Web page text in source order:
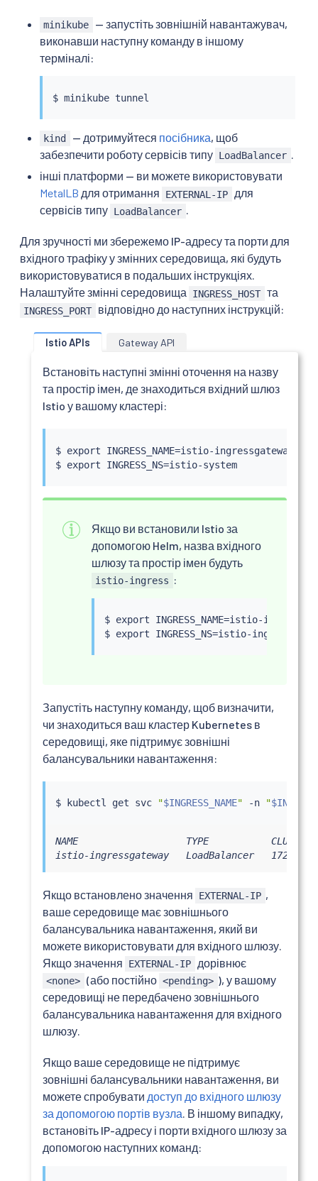
minikube
— запустіть зовнішній навантажувач,
виконавши наступну команду в іншому
терміналі:
kind — дотримуйтеся посібника, щоб
забезпечити роботу сервісів типу LoadBalancer .
інші платформи — ви можете використовувати
MetalLB для отримання EXTERNAL-IP
для
сервісів типу LoadBalancer .
Для зручності ми збережемо IP-адресу та порти для
вхідного трафіку у змінних середовища, які будуть
використовуватися в подальших інструкціях.
Налаштуйте змінні середовища
INGRESS_HOST та
INGRESS_PORT відповідно до наступних інструкцій:
Istio APIs Gateway API
Встановіть наступні змінні оточення на назву
та простір імен, де знаходиться вхідний шлюз
Istio у вашому кластері:
$ export INGRESS_NAME=istio-ingressgateway
$ export INGRESS_NS= istio-system
Якщо ви встановили Istio за
допомогою Helm, назва вхідного
шлюзу та простір імен будуть
istio-ingress :
$ export INGRESS_NAME=istio-ingress
$ export INGRESS_NS=
Запустіть наступну команду, щоб визначити,
чи знаходиться ваш кластер Kubernetes в
середовищі, яке підтримує зовнішні
балансувальники навантаження:
$ kubectl get svc "$INGRESS_NAME" -n "
NAME                   TYPE           CLUSTER-
istio-ingressgateway   LoadBalancer
Якщо встановлено значення EXTERNAL-IP ,
ваше середовище має зовнішнього
балансувальника навантаження, який ви
можете використовувати для вхідного шлюзу.
Якщо значення
EXTERNAL-IP дорівнює
<none> (або постійно <pending> ), у вашому
середовищі не передбачено зовнішнього
балансувальника навантаження для вхідного
шлюзу.
Якщо ваше середовище не підтримує
зовнішні балансувальники навантаження, ви
можете спробувати доступ до вхідного шлюзу
за допомогою портів вузла. В іншому випадку,
встановіть IP-адресу і порти вхідного шлюзу за
допомогою наступних команд: